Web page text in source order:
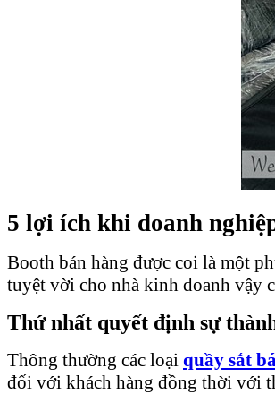
5 lợi ích khi doanh
Booth bán hàng được coi là một
tuyệt vời cho nhà kinh doanh vậy
Thứ nhất quyết định sự
Thông thường các loại quầy sắt
đối với khách hàng đồng thời với